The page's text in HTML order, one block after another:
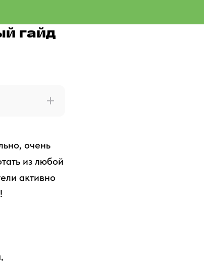
гайд
очень
из любой
активно